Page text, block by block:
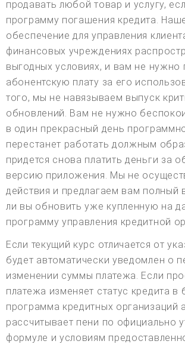
продавать любой товар и услугу,
программу погашения кредита.
обеспечение для управления
финансовых учреждениях
выгодных условиях, и вам не нужно
абонентскую плату за его
того, мы не навязываем выпуск
обновлений. Вам не нужно
в один прекрасный день
перестанет работать должным
придется снова платить деньги за
версию приложения. Мы не
действия и предлагаем вам полный
ли вы обновить уже купленную на
программу управления кредитной
Если текущий курс отличается от
будет автоматически уведомлен о
изменении суммы платежа. Если
платежа изменяет статус кредита в
программа кредитных организаций
рассчитывает пени по официально
формуле и условиям